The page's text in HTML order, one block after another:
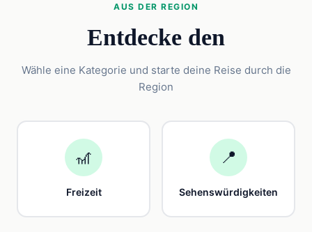
AUS DER REGION
Entdecke den
Wähle eine Kategorie und starte deine Reise durch die
Region
🎢
Freizeit
📍
Sehenswürdigkeiten